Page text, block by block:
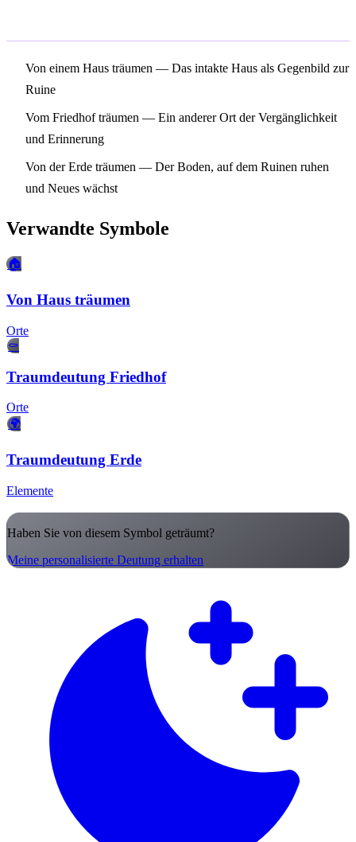
Von einem Haus träumen — Das intakte Haus als Gegenbild zur
Ruine
Vom Friedhof träumen — Ein anderer Ort der Vergänglichkeit
und Erinnerung
Von der Erde träumen — Der Boden, auf dem Ruinen ruhen
und Neues wächst
Verwandte Symbole
🏠
Von Haus träumen
Orte
⚰️
Traumdeutung Friedhof
Orte
🌍
Traumdeutung Erde
Elemente
Haben Sie von diesem Symbol geträumt?
Meine personalisierte Deutung erhalten